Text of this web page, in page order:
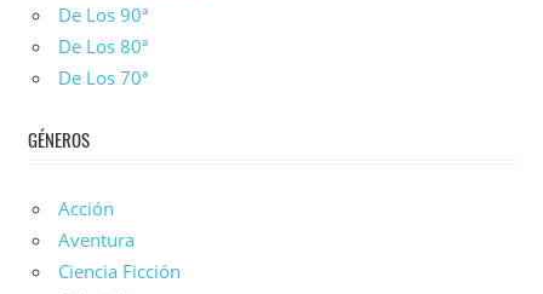
De Los 90ª
De Los 80ª
De Los 70ª
GÉNEROS
Acción
Aventura
Ciencia Ficción